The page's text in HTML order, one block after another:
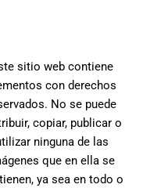
sitio web contiene
con derechos
No se puede
copiar, publicar o
ninguna de las
que en ella se
ya sea en todo o